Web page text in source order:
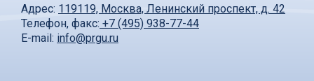
Адрес: 119119, Москва, Ленинский проспект, д. 42
Телефон, факс: +7 (495) 938-77-44
E-mail: info@prgu.ru